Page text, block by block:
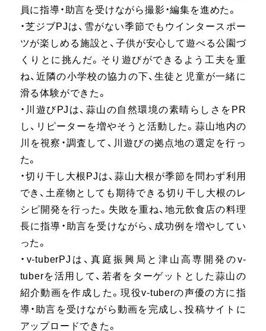
員に指導・助言を受けながら撮影・編集を進めた。
・芝ジブPJは、雪がない季節でもウインタースポー
ツが楽しめる施設と、子供が安心して遊べる公園づ
くりとに挑んだ。そり遊びができるよう工夫を重
ね、近隣の小学校の協力の下、生徒と児童が一緒に
滑る体験ができた。
・川遊びPJは、蒜山の自然環境の素晴らしさをPR
し、リピーターを増やそうと活動した。蒜山地内の
川を視察・調査して、川遊びの拠点地の選定を行っ
た。
・切り干し大根PJは、蒜山大根が季節を問わず利用
でき、土産物としても期待できる切り干し大根のレ
シピ開発を行った。失敗を重ね、地元飲食店の料理
長に指導・助言を受けながら、成功例を増やしてい
った。
・v-tuberPJは、真庭振興局と津山高専開発のv-
tuberを活用して、若者をターゲットとした蒜山の
紹介動画を作成した。現役v-tuberの声優の方に指
導・助言を受けながら動画を完成し、投稿サイトに
アップロードできた。